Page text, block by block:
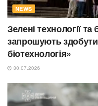
NEWS
Зелені технології
запрошують здобути
біотехнологія»
30.07.2026